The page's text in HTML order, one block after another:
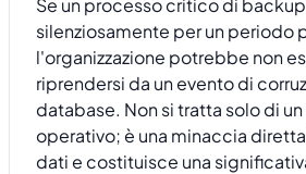
Se un processo critico di
silenziosamente per un periodo
l'organizzazione potrebbe non
riprendersi da un evento di
database. Non si tratta solo di
operativo; è una minaccia
dati e costituisce una